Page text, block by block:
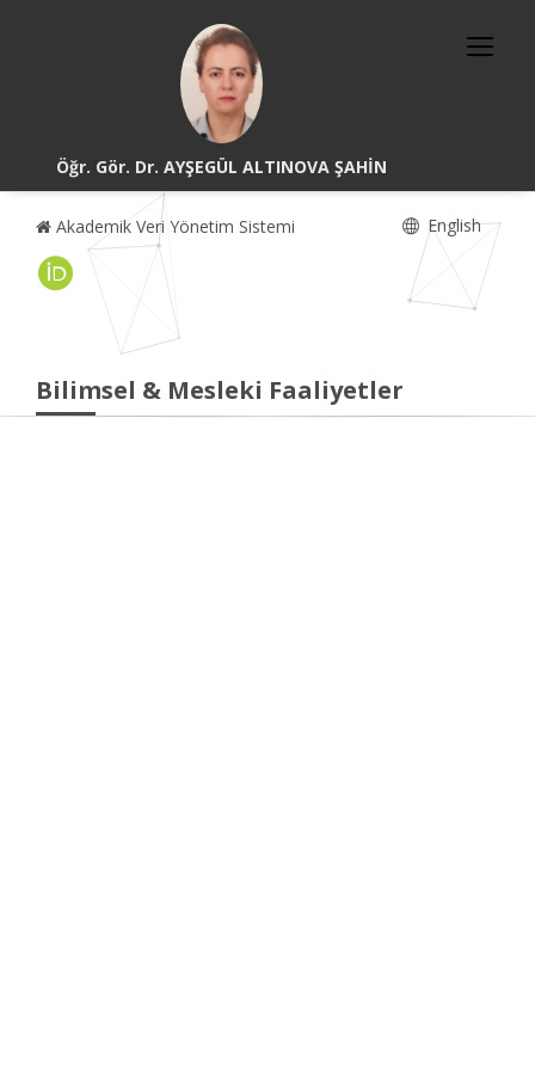
Öğr. Gör. Dr. AYŞEGÜL ALTINOVA ŞAHİN
Akademik Veri Yönetim Sistemi English
Bilimsel & Mesleki Faaliyetler